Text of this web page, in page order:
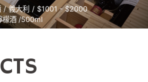
義大利
$1001 - $2000
檬酒 /500ml